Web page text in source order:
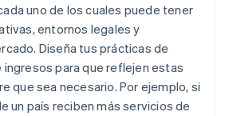
uno de los cuales puede tener
entornos legales y
Diseña tus prácticas de
para que reflejen estas
que sea necesario. Por ejemplo, si
un país reciben más servicios de